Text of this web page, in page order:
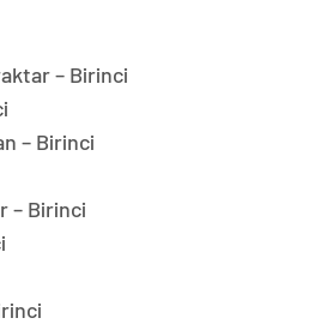
– Birinci
– Birinci
– Birinci